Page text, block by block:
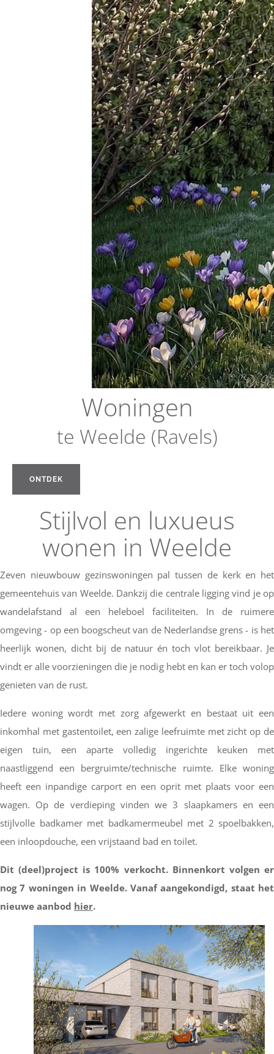
Woningen
te Weelde (Ravels)
ONTDEK
Stijlvol en luxueus
wonen in Weelde
Zeven nieuwbouw gezinswoningen pal tussen de kerk en het
gemeentehuis van Weelde. Dankzij die centrale ligging vind je op
wandelafstand al een heleboel faciliteiten. In de ruimere
omgeving - op een boogscheut van de Nederlandse grens - is het
heerlijk wonen, dicht bij de natuur én toch vlot bereikbaar. Je
vindt er alle voorzieningen die je nodig hebt en kan er toch volop
genieten van de rust.
Iedere woning wordt met zorg afgewerkt en bestaat uit een
inkomhal met gastentoilet, een zalige leefruimte met zicht op de
eigen tuin, een aparte volledig ingerichte keuken met
naastliggend een bergruimte/technische ruimte. Elke woning
heeft een inpandige carport en een oprit met plaats voor een
wagen. Op de verdieping vinden we 3 slaapkamers en een
stijlvolle badkamer met badkamermeubel met 2 spoelbakken,
een inloopdouche, een vrijstaand bad en toilet.
Dit (deel)project is 100% verkocht. Binnenkort volgen er
nog 7 woningen in Weelde. Vanaf aangekondigd, staat het
nieuwe aanbod hier.